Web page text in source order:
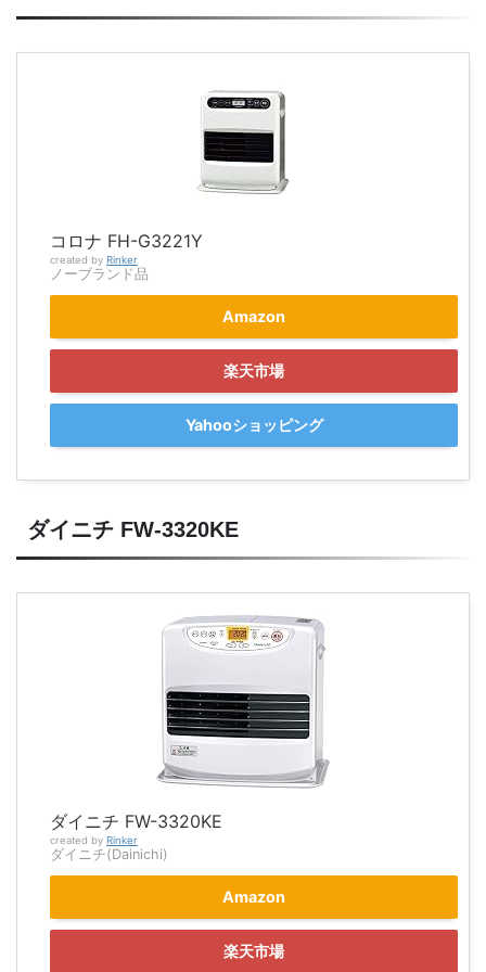
コロナ FH-G3221Y
created by Rinker
ノーブランド品
Amazon
楽天市場
Yahooショッピング
ダイニチ FW-3320KE
ダイニチ FW-3320KE
created by Rinker
ダイニチ(Dainichi)
Amazon
楽天市場